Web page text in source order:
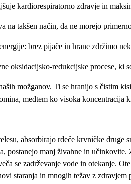
kardiorespiratorno zdravje in
na takšen način, da ne morejo
brez pijače in hrane zdržimo
oksidacijsko-redukcijske procese, ki
možganov. Ti se hranijo s čistim
medtem ko visoka
absorbirajo rdeče krvničke
manj živahne in učinkovite.
se zadrževanje vode in otekanje.
staranja in mnogih težav z